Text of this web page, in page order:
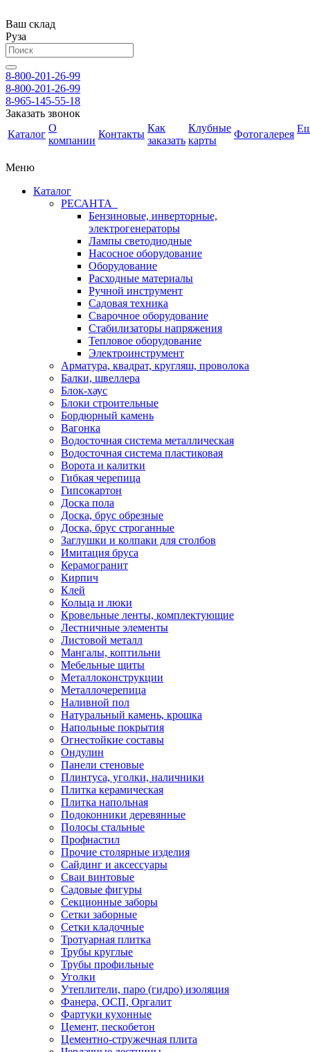
Ваш склад
Руза
8-800-201-26-99
8-800-201-26-99
8-965-145-55-18
Заказать звонок
Каталог
О
компании
Контакты
Как
заказать
Клубные
карты
Фотогалерея
Меню
Каталог
РЕСАНТА
Бензиновые, инверторные,
электрогенераторы
Лампы светодиодные
Насосное оборудование
Оборудование
Расходные материалы
Ручной инструмент
Садовая техника
Сварочное оборудование
Стабилизаторы напряжения
Тепловое оборудование
Электроинструмент
Арматура, квадрат, кругляш, проволока
Балки, швеллера
Блок-хаус
Блоки строительные
Бордюрный камень
Вагонка
Водосточная система металлическая
Водосточная система пластиковая
Ворота и калитки
Гибкая черепица
Гипсокартон
Доска пола
Доска, брус обрезные
Доска, брус строганные
Заглушки и колпаки для столбов
Имитация бруса
Керамогранит
Кирпич
Клей
Кольца и люки
Кровельные ленты, комплектующие
Лестничные элементы
Листовой металл
Мангалы, коптильни
Мебельные щиты
Металлоконструкции
Металлочерепица
Наливной пол
Натуральный камень, крошка
Напольные покрытия
Огнестойкие составы
Ондулин
Панели стеновые
Плинтуса, уголки, наличники
Плитка керамическая
Плитка напольная
Подоконники деревянные
Полосы стальные
Профнастил
Прочие столярные изделия
Сайдинг и аксессуары
Сваи винтовые
Садовые фигуры
Секционные заборы
Сетки заборные
Сетки кладочные
Тротуарная плитка
Трубы круглые
Трубы профильные
Уголки
Утеплители, паро (гидро) изоляция
Фанера, ОСП, Оргалит
Фартуки кухонные
Цемент, пескобетон
Цементно-стружечная плита